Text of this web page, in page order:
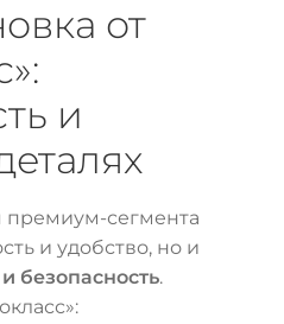
от
и
сегмента
и удобство, но и
безопасность.